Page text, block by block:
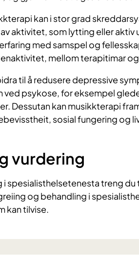
kan i stor grad
aktivitet, som lytting eller
med samspel og
mellom terapitimar
til å redusere depressive
ved psykose, for eksempel
Dessutan kan musikkterapi
sosial fungering og
vurdering
i spesialisthelsetenesta treng
og behandling i
kan tilvise.